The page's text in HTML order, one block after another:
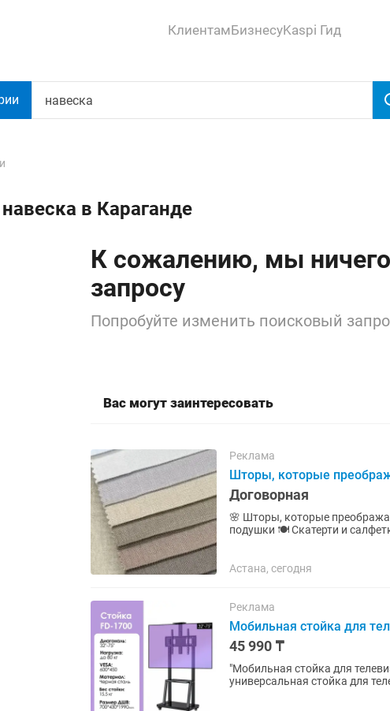
КлиентамБизнесуKaspi Гид
в Караганде
К сожалению, мы
запросу
Попробуйте изменить поисковый
Вас могут заинтересовать
Реклама
Шторы, которые
Договорная
🌸 Шторы, которые преображают ваш дом! 🌸 🪟 Шторы и
подушки 🍽️ Скатерти и
Астана, сегодня
Реклама
Мобильная стойка для
45 990 ₸
"Мобильная стойка для телевизора FD-1700 Мобильная
универсальная стойка для